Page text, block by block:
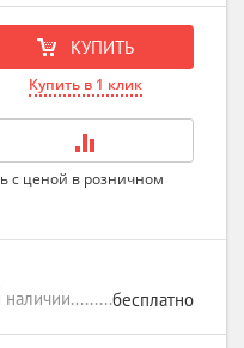
КУПИТЬ
Купить в 1 клик
с ценой в розничном
наличии бесплатно